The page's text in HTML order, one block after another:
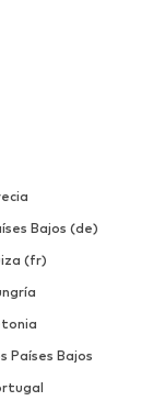
Bajos (de)
(fr)
Países Bajos